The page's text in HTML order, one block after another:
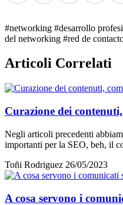
#networking #desarrollo
del networking #red de
Articoli Correlati
Curazione dei
Negli articoli precedenti
importanti per la SEO, beh, il
Toñi Rodriguez 26/05/2023
A cosa servono i